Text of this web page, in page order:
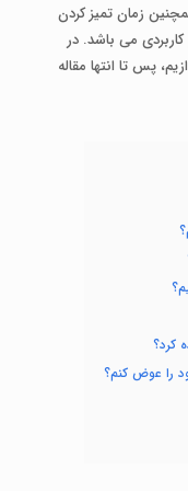
زمان تمیز کردن
می باشد. در
پس تا انتها مقاله
کرد؟
را عوض کنم؟